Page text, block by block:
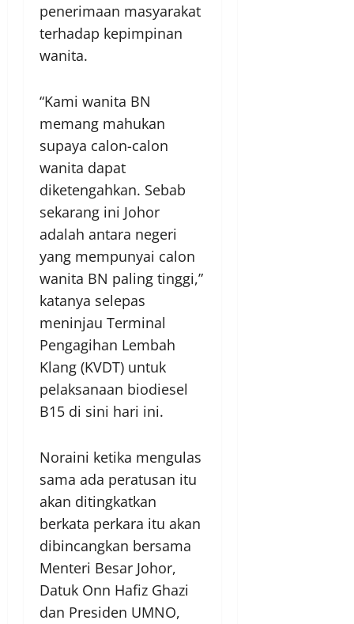
penerimaan masyarakat
terhadap kepimpinan
wanita.
“Kami wanita BN
memang mahukan
supaya calon-calon
wanita dapat
diketengahkan. Sebab
sekarang ini Johor
adalah antara negeri
yang mempunyai calon
wanita BN paling tinggi,”
katanya selepas
meninjau Terminal
Pengagihan Lembah
Klang (KVDT) untuk
pelaksanaan biodiesel
B15 di sini hari ini.
Noraini ketika mengulas
sama ada peratusan itu
akan ditingkatkan
berkata perkara itu akan
dibincangkan bersama
Menteri Besar Johor,
Datuk Onn Hafiz Ghazi
dan Presiden UMNO,